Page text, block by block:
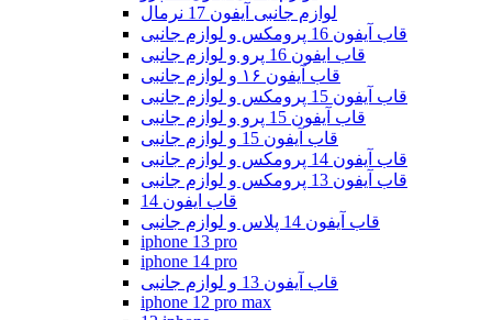
لوازم جانبی آیفون 17 نرمال
قاب آیفون 16 پرومکس و لوازم جانبی
قاب ایفون 16 پرو و لوازم جانبی
قاب آیفون ۱۶ و لوازم جانبی
قاب آیفون 15 پرومکس و لوازم جانبی
قاب آیفون 15 پرو و لوازم جانبی
قاب آیفون 15 و لوازم جانبی
قاب آیفون 14 پرومکس و لوازم جانبی
قاب آیفون 13 پرومکس و لوازم جانبی
قاب ایفون 14
قاب آیفون 14 پلاس و لوازم جانبی
iphone 13 pro
iphone 14 pro
قاب آیفون 13 و لوازم جانبی
iphone 12 pro max